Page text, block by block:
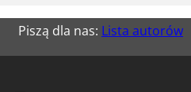
Piszą dla nas: Lista autorów